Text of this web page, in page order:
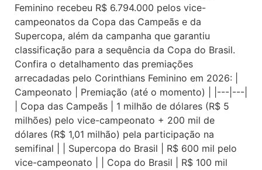
Feminino recebeu R$ 6.794.000 pelos vice-
campeonatos da Copa das Campeãs e da
Supercopa, além da campanha que garantiu
classificação para a sequência da Copa do Brasil.
Confira o detalhamento das premiações
arrecadadas pelo Corinthians Feminino em 2026: |
Campeonato | Premiação (até o momento) | |---|---|
| Copa das Campeãs | 1 milhão de dólares (R$ 5
milhões) pelo vice-campeonato + 200 mil de
dólares (R$ 1,01 milhão) pela participação na
semifinal | | Supercopa do Brasil | R$ 600 mil pelo
vice-campeonato | | Copa do Brasil | R$ 100 mil